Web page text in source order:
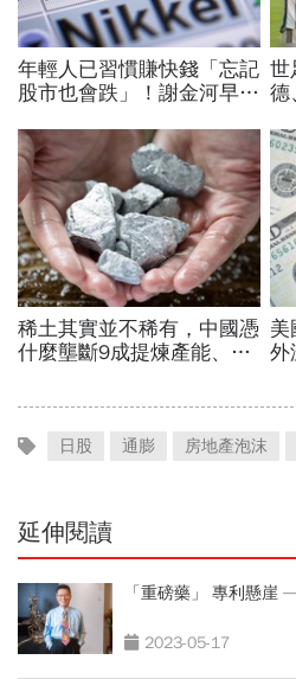
日股 通膨 房地產泡沫
延伸閱讀
「重磅藥」 專利懸
2023-05-17